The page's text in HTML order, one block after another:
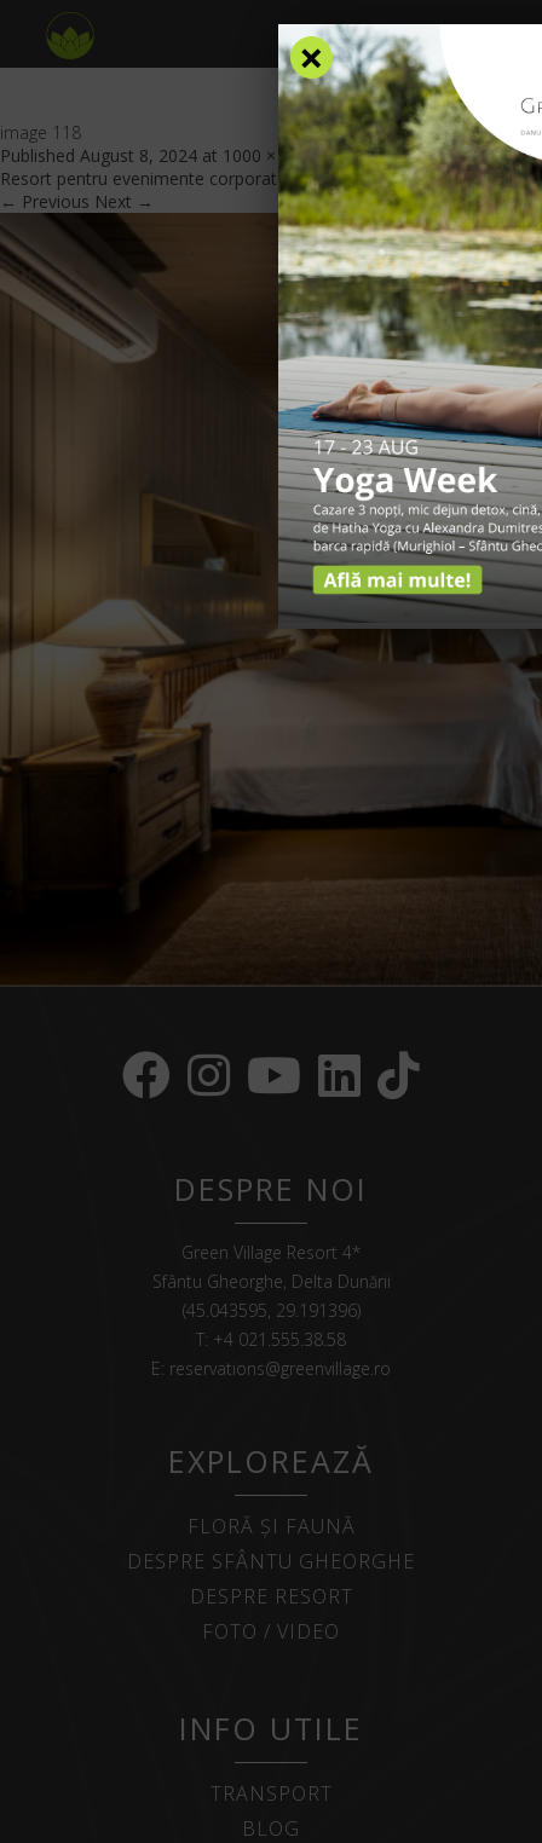
image 118
Published August 8, 2024 at 1000 × 667 inAlegeți Green Village 4*
Resort pentru evenimente corporate remarcabile.
← Previous Next →
DESPRE NOI
Green Village Resort 4*
Sfântu Gheorghe, Delta Dunării
(45.043595, 29.191396)
T: +4 021.555.38.58
E: reservations@greenvillage.ro
EXPLOREAZĂ
FLORĂ ȘI FAUNĂ
DESPRE SFÂNTU GHEORGHE
DESPRE RESORT
FOTO / VIDEO
INFO UTILE
TRANSPORT
BLOG
×